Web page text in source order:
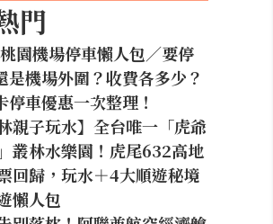
門
園機場停車懶人包／要停
是機場外圍？收費各多少？
停車優惠一次整理！
林親子玩水】全台唯一「虎爺
叢林水樂園！虎尾632高地
回歸，玩水＋4大順遊秘境
懶人包